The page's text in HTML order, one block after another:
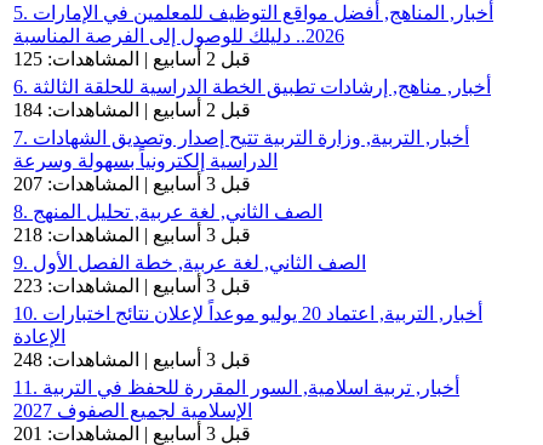
5. أخبار, المناهج, أفضل مواقع التوظيف للمعلمين في الإمارات
2026.. دليلك للوصول إلى الفرصة المناسبة
قبل 2 أسابيع | المشاهدات: 125
6. أخبار, مناهج, إرشادات تطبيق الخطة الدراسية للحلقة الثالثة
قبل 2 أسابيع | المشاهدات: 184
7. أخبار, التربية, وزارة التربية تتيح إصدار وتصديق الشهادات
الدراسية إلكترونياً بسهولة وسرعة
قبل 3 أسابيع | المشاهدات: 207
8. الصف الثاني, لغة عربية, تحليل المنهج
قبل 3 أسابيع | المشاهدات: 218
9. الصف الثاني, لغة عربية, خطة الفصل الأول
قبل 3 أسابيع | المشاهدات: 223
10. أخبار, التربية, اعتماد 20 يوليو موعداً لإعلان نتائج اختبارات
الإعادة
قبل 3 أسابيع | المشاهدات: 248
11. أخبار, تربية اسلامية, السور المقررة للحفظ في التربية
الإسلامية لجميع الصفوف 2027
قبل 3 أسابيع | المشاهدات: 201